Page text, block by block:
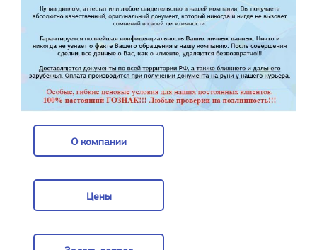
О компании
Цены